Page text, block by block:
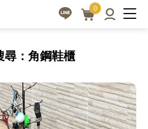
0
尋：角鋼鞋櫃